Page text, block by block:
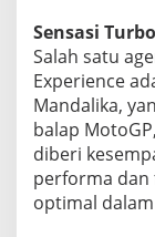
Sensasi
Salah satu
Experience
Mandalika,
balap
diberi
performa dan
optimal